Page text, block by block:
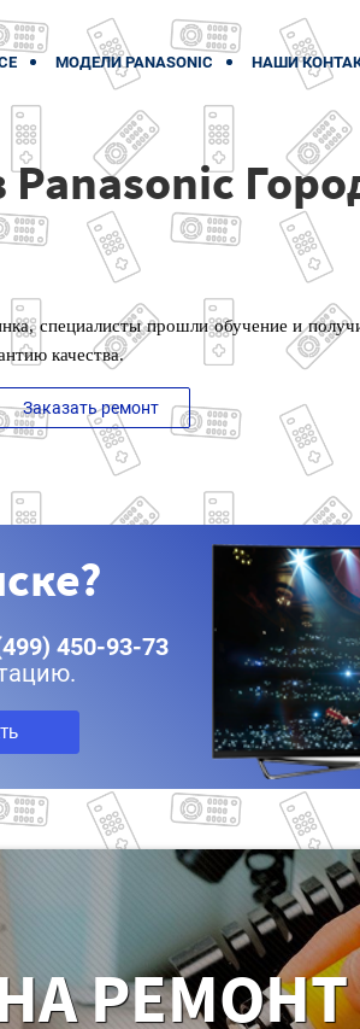
МОДЕЛИ PANASONIC НАШИ
Panasonic
специалисты прошли обучение и
качества.
Заказать ремонт
450-93-73
РЕМОНТ